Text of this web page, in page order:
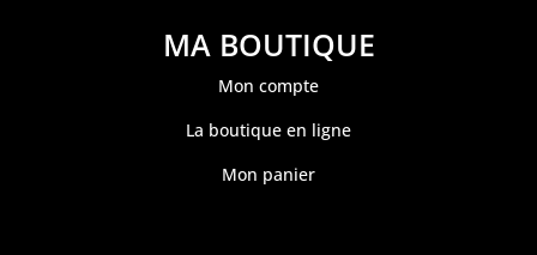
MA BOUTIQUE
Mon compte
La boutique en ligne
Mon panier